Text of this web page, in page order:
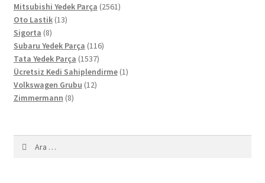
ürün
Mitsubishi Yedek Parça 25612561
Oto Lastik 1313
Sigorta 88
ürün
Subaru Yedek Parça 116116
Tata Yedek Parça 15371537
ürün
Ücretsiz Kedi Sahiplendirme 11
Volkswagen Grubu 1212
Zimmermann 88